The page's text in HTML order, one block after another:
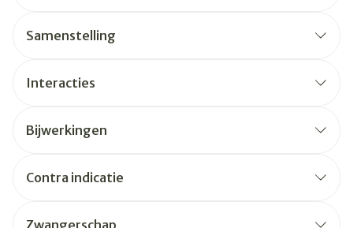
Samenstelling
Interacties
Bijwerkingen
Contra indicatie
Zwangerschap